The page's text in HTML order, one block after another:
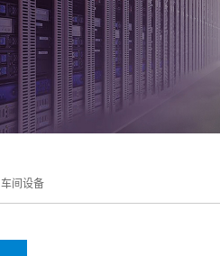
车间设备